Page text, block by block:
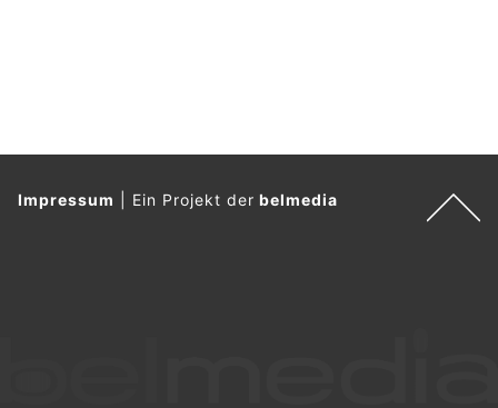
Impressum Ein Projekt derbelmedia